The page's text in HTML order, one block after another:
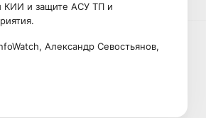
КИИ и защите АСУ ТП и
Александр Севостьянов,